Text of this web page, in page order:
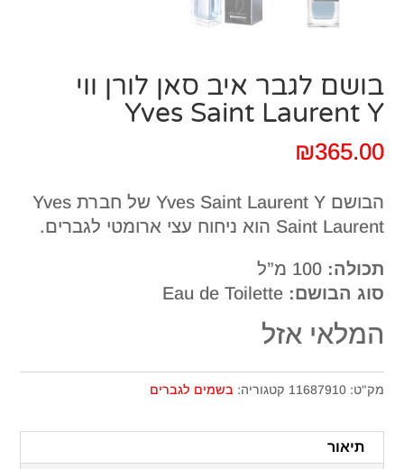
בושם לגבר איב סאן לורן ווי
Yves Saint Laurent Y
₪365.00
הבושם Yves Saint Laurent Y של חברת Yves
Saint Laurent הוא ניחוח עצי ארומטי לגברים.
תכולה: 100 מ”ל
סוג הבושם: Eau de Toilette
המלאי אזל
מק"ט:11687910 קטגוריה: בשמים לגברים
תיאור